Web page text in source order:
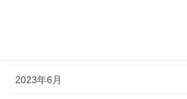
2023年6月